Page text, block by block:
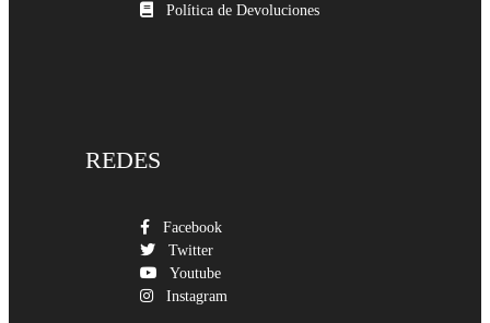
Política de Devoluciones
REDES
Facebook
Twitter
Youtube
Instagram